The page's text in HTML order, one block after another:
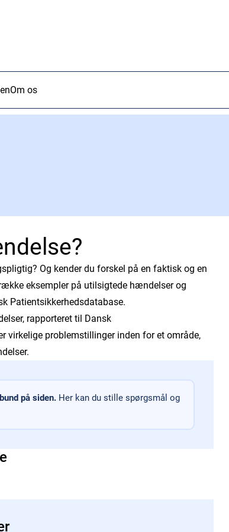
Om os
Og kender du forskel på en faktisk og en
eksempler på utilsigtede hændelser og
Patientsikkerhedsdatabase.
rapporteret til Dansk
virkelige problemstillinger inden for et område,
på siden.Her kan du stille spørgsmål og